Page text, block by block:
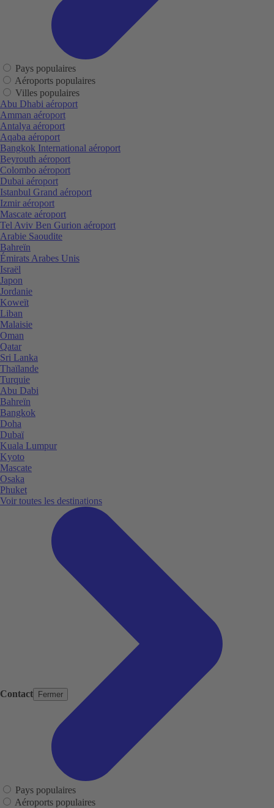
Contact Fermer
Pays populaires
Aéroports populaires
Villes populaires
Abu Dhabi aéroport
Amman aéroport
Antalya aéroport
Aqaba aéroport
Bangkok International aéroport
Beyrouth aéroport
Colombo aéroport
Dubai aéroport
Istanbul Grand aéroport
Izmir aéroport
Mascate aéroport
Tel Aviv Ben Gurion aéroport
Arabie Saoudite
Bahreïn
Émirats Arabes Unis
Israël
Japon
Jordanie
Koweït
Liban
Malaisie
Oman
Qatar
Sri Lanka
Thaïlande
Turquie
Abu Dabi
Bahreïn
Bangkok
Doha
Dubaï
Kuala Lumpur
Kyoto
Mascate
Osaka
Phuket
Voir toutes les destinations
Pays populaires
Aéroports populaires